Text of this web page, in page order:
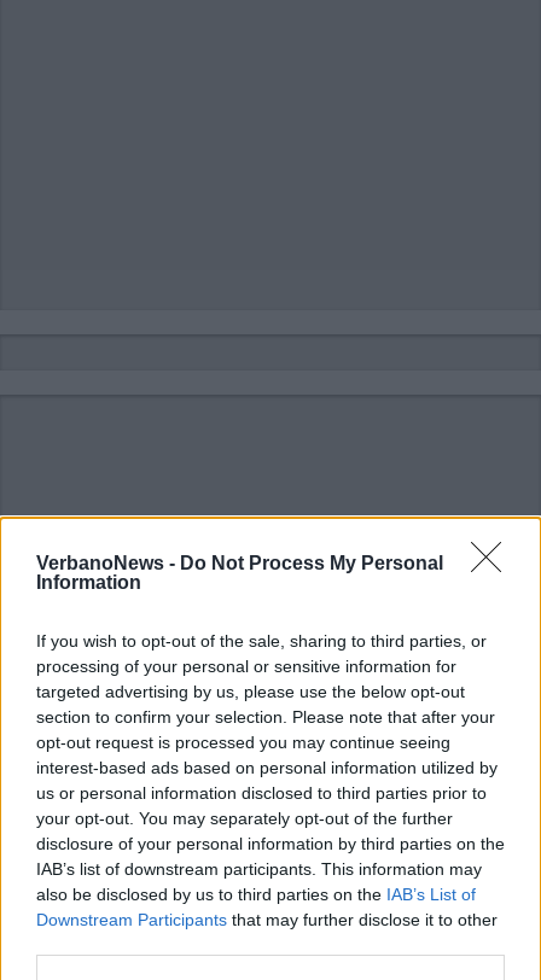
VerbanoNews - Do Not Process My Personal
Information
If you wish to opt-out of the sale, sharing to third parties, or
processing of your personal or sensitive information for
targeted advertising by us, please use the below opt-out
section to confirm your selection. Please note that after your
opt-out request is processed you may continue seeing
interest-based ads based on personal information utilized by
us or personal information disclosed to third parties prior to
your opt-out. You may separately opt-out of the further
disclosure of your personal information by third parties on the
IAB’s list of downstream participants. This information may
also be disclosed by us to third parties on the IAB’s List of
Downstream Participants that may further disclose it to other
ALTRE NOTIZIE DI CASTELVECCANA